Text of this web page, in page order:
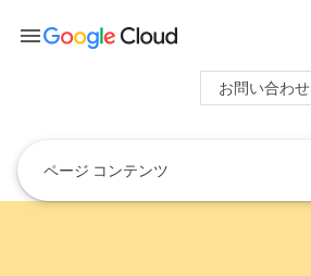
ページ コンテンツ
menu
お問い合わせ